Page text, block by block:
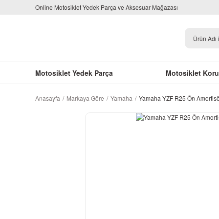
Online Motosiklet Yedek Parça ve Aksesuar Mağazası
Motosiklet Yedek Parça Motosiklet
Anasayfa Markaya Göre Yamaha Yamaha YZF R25 Ön